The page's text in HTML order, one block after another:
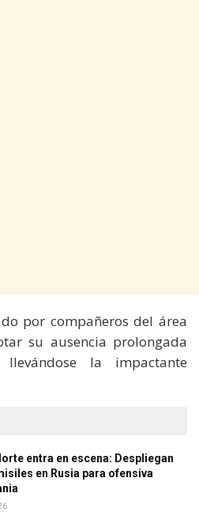
por compañeros del área
su ausencia prolongada
llevándose la impactante
entra en escena: Despliegan
en Rusia para ofensiva